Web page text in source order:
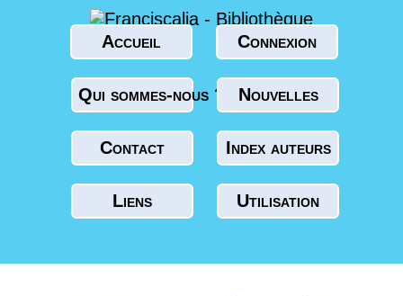
Accueil Connexion
Qui sommes-nous ? Nouvelles
Contact Index auteurs
Liens Utilisation